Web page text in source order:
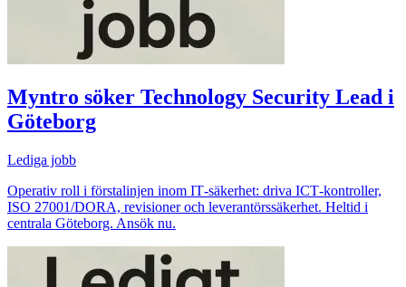
Myntro söker Technology Security Lead i
Göteborg
Lediga jobb
Operativ roll i förstalinjen inom IT‑säkerhet: driva ICT‑kontroller,
ISO 27001/DORA, revisioner och leverantörssäkerhet. Heltid i
centrala Göteborg. Ansök nu.